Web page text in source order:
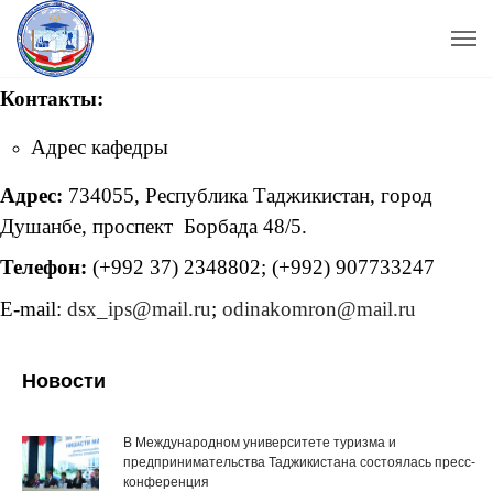
Контакты:
Адрес кафедры
Адрес: 734055, Республика Таджикистан, город
Душанбе, проспект Борбада 48/5.
Телефон: (+992 37) 2348802; (+992) 907733247
E-mail: dsx_ips@mail.ru; odinakomron@mail.ru
Новости
В Международном университете туризма и
предпринимательства Таджикистана состоялась пресс-
конференция